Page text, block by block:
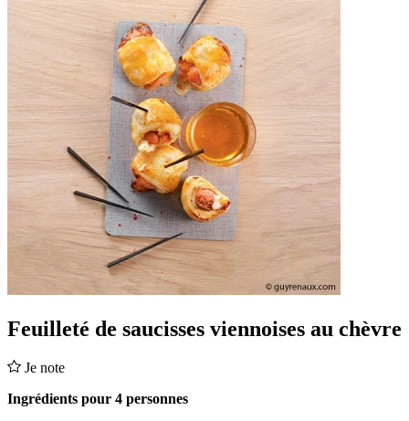
Feuilleté de saucisses viennoises au chèvre
Je note
Ingrédients pour 4 personnes